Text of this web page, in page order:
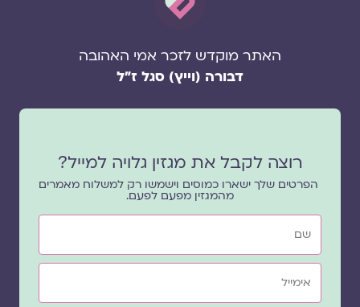
האתר מוקדש לזכר אמי האהובה
דבורה (וייץ) סגל ז"ל
רוצה לקבל את מגזין גלויה למייל?
הפרטים שלך ישארו כמוסים וישמשו רק למשלוח מאמרים
מהמגזין מפעם לפעם.
שם
אימייל